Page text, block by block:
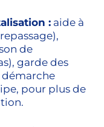
:aide à
de
garde des
démarche
pour plus de